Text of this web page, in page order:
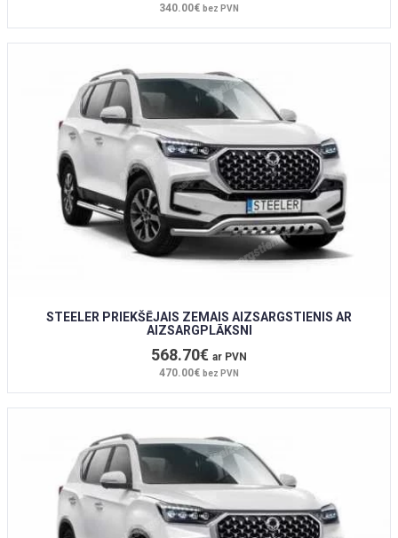
340.00€ bez PVN
STEELER PRIEKŠĒJAIS ZEMAIS AIZSARGSTIENIS AR
AIZSARGPLĀKSNI
568.70€ ar PVN
470.00€ bez PVN